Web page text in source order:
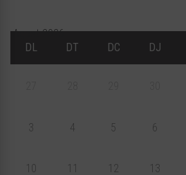
Agost 2026
DL
DT DC DJ
3 4 5 6
10 11 12 13